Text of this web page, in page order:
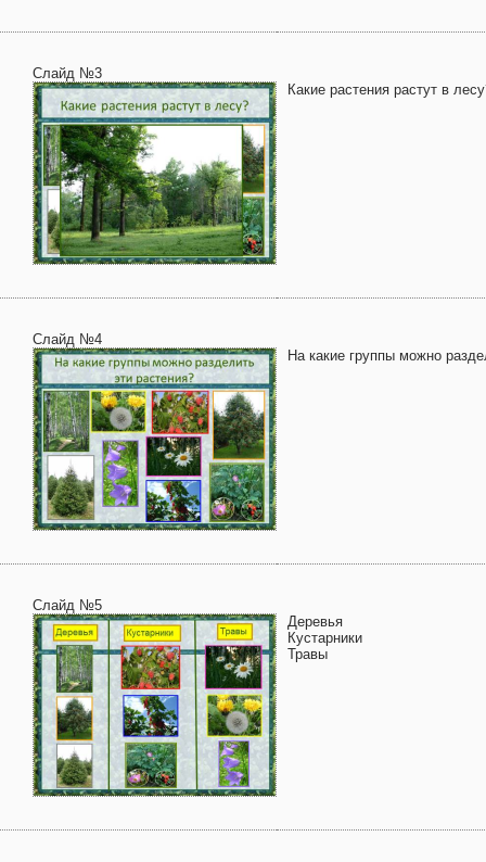
Слайд №3
Какие растения растут в
Слайд №4
На какие группы можно
Слайд №5
Деревья
Кустарники
Травы